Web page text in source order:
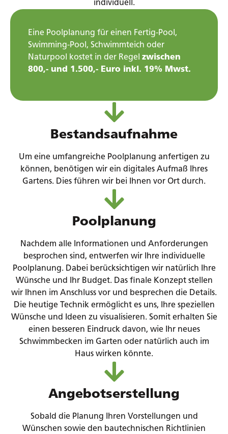
individuell.
Eine Poolplanung für einen Fertig-Pool,
Swimming-Pool, Schwimmteich oder
Naturpool kostet in der Regel zwischen
800,- und 1.500,- Euro inkl. 19% Mwst.
Bestandsaufnahme
Um eine umfangreiche Poolplanung anfertigen zu
können, benötigen wir ein digitales Aufmaß Ihres
Gartens. Dies führen wir bei Ihnen vor Ort durch.
Poolplanung
Nachdem alle Informationen und Anforderungen
besprochen sind, entwerfen wir Ihre individuelle
Poolplanung. Dabei berücksichtigen wir natürlich Ihre
Wünsche und Ihr Budget. Das finale Konzept stellen
wir Ihnen im Anschluss vor und besprechen die Details.
Die heutige Technik ermöglicht es uns, Ihre speziellen
Wünsche und Ideen zu visualisieren. Somit erhalten Sie
einen besseren Eindruck davon, wie Ihr neues
Schwimmbecken im Garten oder natürlich auch im
Haus wirken könnte.
Angebotserstellung
Sobald die Planung Ihren Vorstellungen und
Wünschen sowie den bautechnischen Richtlinien